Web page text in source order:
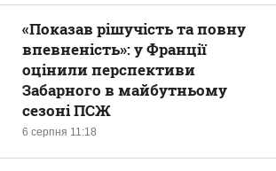
6 серпня 11:18
«Показав рішучість та повну
впевненість»: у Франції
оцінили перспективи
Забарного в майбутньому
сезоні ПСЖ